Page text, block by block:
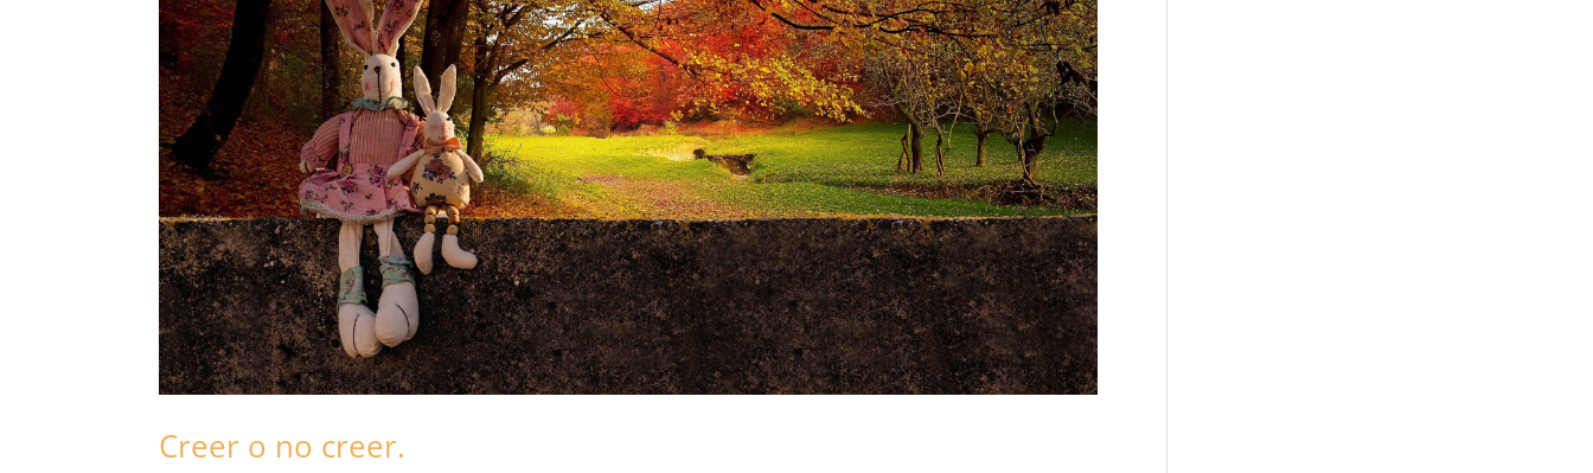
Creer o no creer.